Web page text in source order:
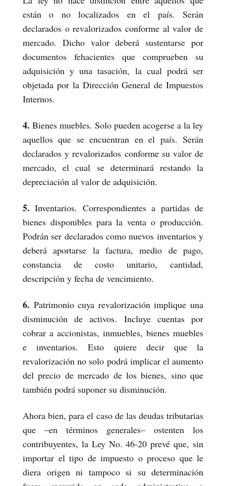
están o no localizados en el país. Serán
declarados o revalorizados conforme al valor de
mercado. Dicho valor deberá sustentarse por
documentos fehacientes que comprueben su
adquisición y una tasación, la cual podrá ser
objetada por la Dirección General de Impuestos
Internos.
4. Bienes muebles. Solo pueden acogerse a la ley
aquellos que se encuentran en el país. Serán
declarados y revalorizados conforme su valor de
mercado, el cual se determinará restando la
depreciación al valor de adquisición.
5.Inventarios. Correspondientes a partidas de
bienes disponibles para la venta o producción.
Podrán ser declarados como nuevos inventarios y
deberá aportarse la factura, medio de pago,
constancia de costo unitario, cantidad,
descripción y fecha de vencimiento.
6. Patrimonio cuya revalorización implique una
disminución de activos. Incluye cuentas por
cobrar a accionistas, inmuebles, bienes muebles
e inventarios. Esto quiere decir que la
revalorización no solo podrá implicar el aumento
del precio de mercado de los bienes, sino que
también podrá suponer su disminución.
Ahora bien, para el caso de las deudas tributarias
que –en términos generales– ostenten los
contribuyentes, la Ley No. 46-20 prevé que, sin
importar el tipo de impuesto o proceso que le
diera origen ni tampoco si su determinación